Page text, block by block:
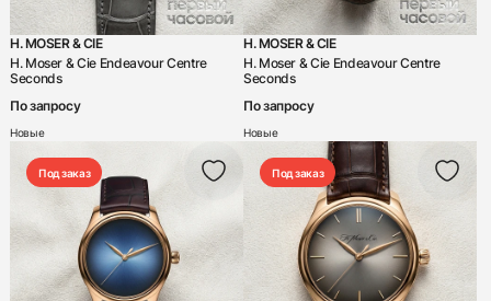
H. MOSER & CIE
H. Moser & Cie Endeavour Centre
Seconds
По запросу
Новые
H. MOSER & CIE
H. Moser & Cie Endeavour Centre
Seconds
По запросу
Новые
Под заказ Под заказ